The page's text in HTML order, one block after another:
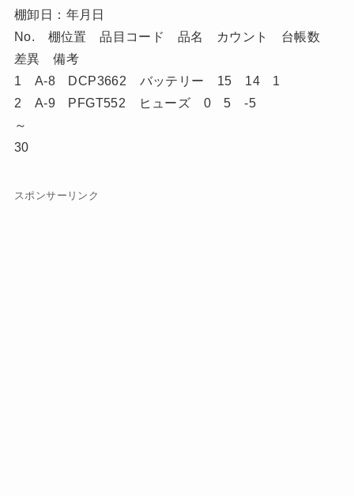
棚卸日：年月日
No. 棚位置 品目コード 品名 カウント 台帳数
差異 備考
1 A-8 DCP3662 バッテリー 15 14 1
2 A-9 PFGT552 ヒューズ 0 5 -5
～
30
スポンサーリンク